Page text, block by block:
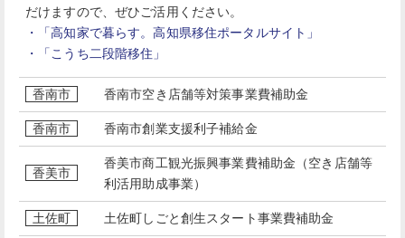
だけますので、ぜひご活用ください。
・「高知家で暮らす。高知県移住ポータルサイト」
・「こうち二段階移住」
香南市 香南市空き店舗等対策事業費補助金
香南市 香南市創業支援利子補給金
香美市
香美市商工観光振興事業費補助金（空き店舗等
利活用助成事業）
土佐町 土佐町しごと創生スタート事業費補助金